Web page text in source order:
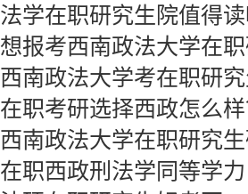
法学在职研究生院值得
想报考西南政法大学在
西南政法大学考在职研
在职考研选择西政怎么样
西南政法大学在职研究
在职西政刑法学同等学力